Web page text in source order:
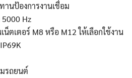
นป้องการงานเชื่อม
Hz
ตเตอร์ M8 หรือ M12 ให้เลือกใช้งาน
รถยนต์